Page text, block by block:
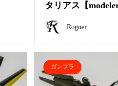
タリアス【
r】
Rogner
ガンプラ